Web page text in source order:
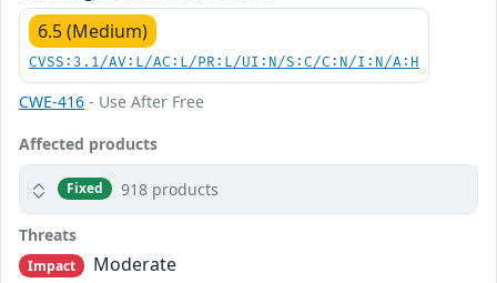
6.5 (Medium)
CVSS:3.1/AV:L/AC:L/PR:L/UI:N/S:C/C:N/I:N/A:H
CWE-416 - Use After Free
Affected products
Fixed 918 products
Threats
Impact
Moderate